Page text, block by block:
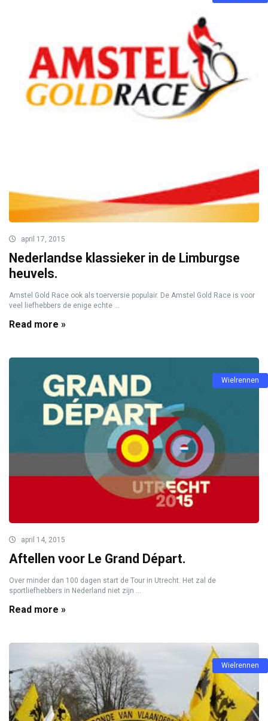
april 17, 2015
Nederlandse klassieker in de Limburgse
heuvels.
Amstel Gold Race ook als toerversie populair. De Amstel Gold Race is voor
veel liefhebbers de enige echte ...
Read more »
Wielrennen
april 14, 2015
Aftellen voor Le Grand Départ.
Over minder dan 100 dagen start de Tour in Utrecht. Het zal de
sportliefhebbers in Nederland niet zijn ...
Read more »
Wielrennen